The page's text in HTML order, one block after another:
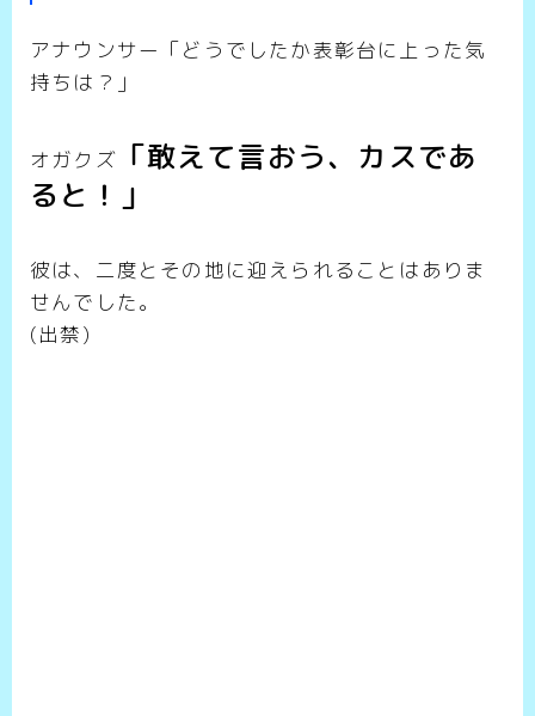
アナウンサー「どうでしたか表彰台に上った気
持ちは？」
オガクズ 「敢えて言おう、カスであ
ると！」
彼は、二度とその地に迎えられることはありま
せんでした。
(出禁)